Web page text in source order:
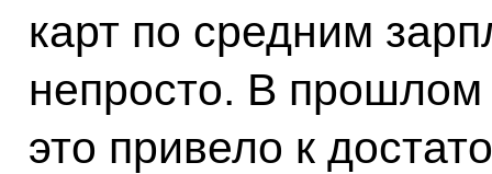
карт по средним
непросто. В прошлом
это привело к